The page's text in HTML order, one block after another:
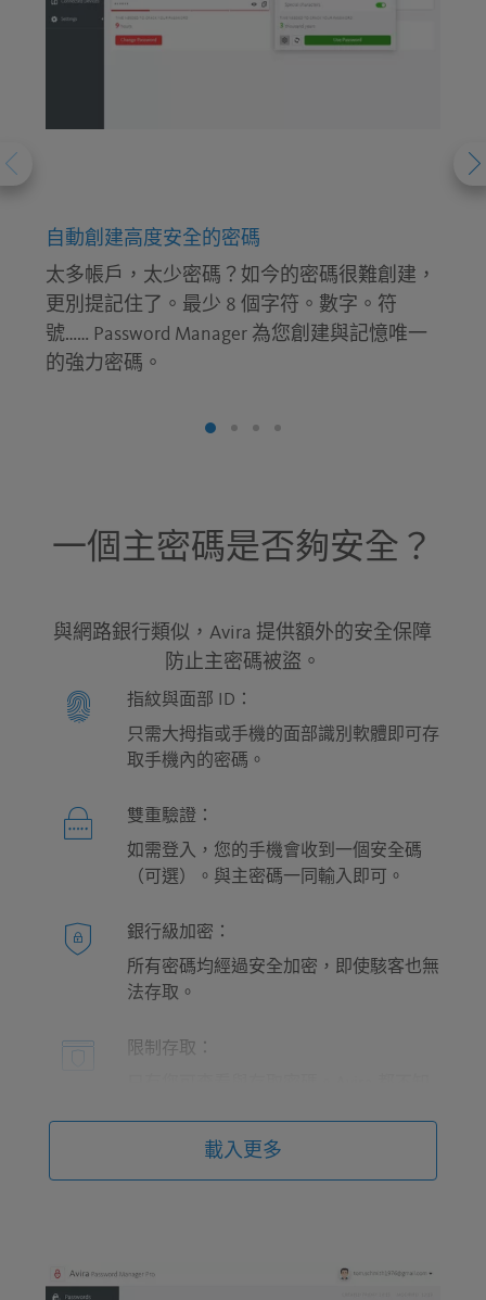
自動創建高度安全的密碼
太多帳戶，太少密碼？如今的密碼很難創建，
更別提記住了。最少 8 個字符。數字。符
號…… Password Manager 為您創建與記憶唯一
的強力密碼。
一個主密碼是否夠安全？
與網路銀行類似，Avira 提供額外的安全保障
防止主密碼被盜。
指紋與面部 ID：
只需大拇指或手機的面部識別軟體即可存
取手機內的密碼。
雙重驗證：
如需登入，您的手機會收到一個安全碼
（可選）。與主密碼一同輸入即可。
銀行級加密：
所有密碼均經過安全加密，即使駭客也無
法存取。
限制存取：
載入更多